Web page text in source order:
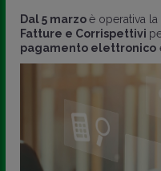
Dal 5 marzoè operativa
Fatture e Corrispettivi
pagamento elettronico